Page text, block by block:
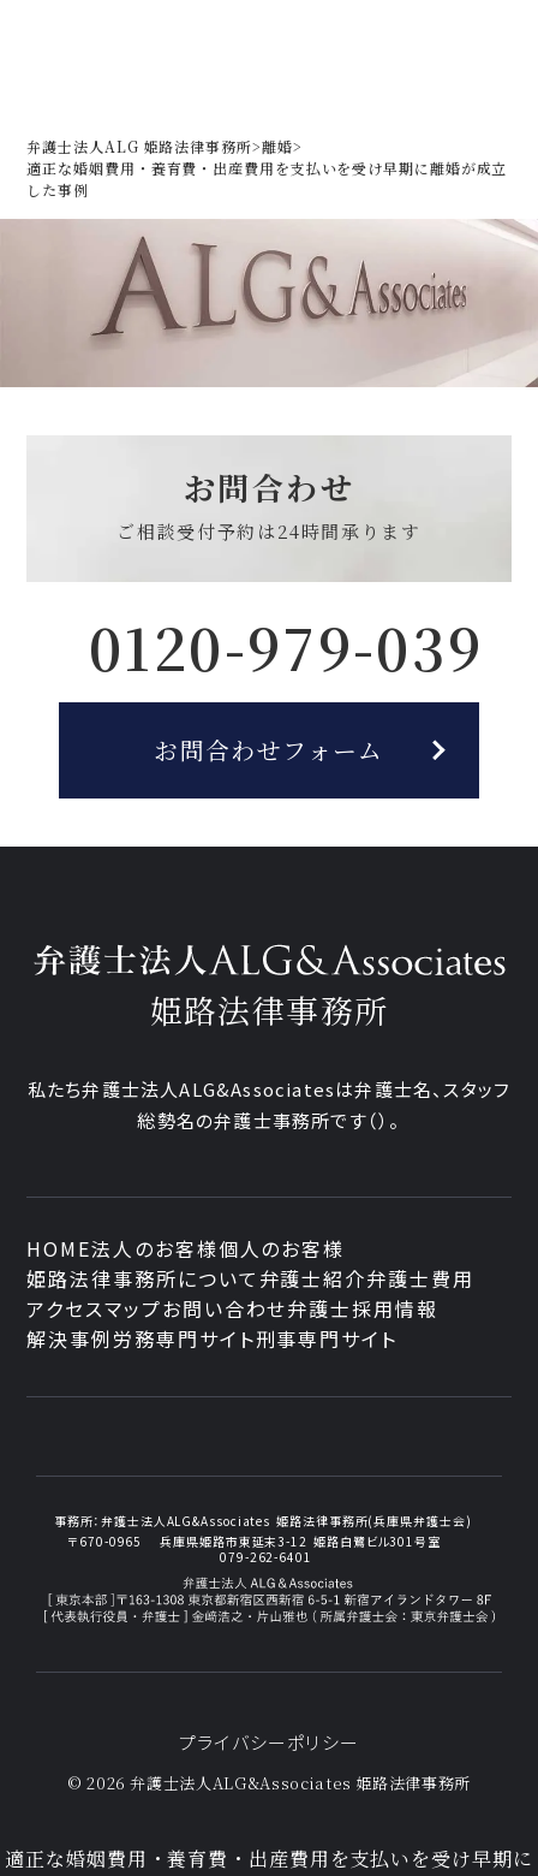
適正な婚姻費用・養育費・出産費用を支払いを受け早期に
弁護士法人ALG 姫路法律事務所>離婚>
適正な婚姻費用・養育費・出産費用を支払いを受け早期に離婚が成立
した事例
お問合わせ
ご相談受付予約は24時間承ります
0120-979-039
お問合わせフォーム
姫路法律事務所
私たち弁護士法人ALG&Associatesは弁護士名、 スタッフ
総勢名の弁護士事務所です（）。
HOME法人のお客様個人のお客様
姫路法律事務所について 弁護士紹介弁護士費用
アクセスマップお問い合わせ弁護士採用情報
解決事例労務専門サイト刑事専門サイト
事務所：弁護士法人ALG&Associates 姫路法律事務所(兵庫県弁護士会)
〒670-0965
兵庫県姫路市東延末3-12 姫路白鷺ビル301号室
079-262-6401
プライバシーポリシー
© 2026 弁護士法人ALG&Associates 姫路法律事務所